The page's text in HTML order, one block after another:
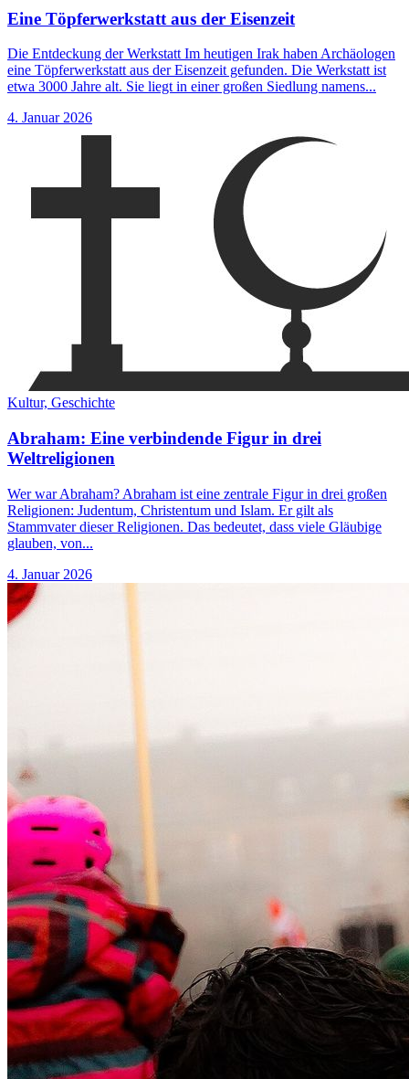
Eine Töpferwerkstatt aus der Eisenzeit
Die Entdeckung der Werkstatt Im heutigen Irak haben Archäologen
eine Töpferwerkstatt aus der Eisenzeit gefunden. Die Werkstatt ist
etwa 3000 Jahre alt. Sie liegt in einer großen Siedlung namens...
4. Januar 2026
Kultur, Geschichte
Abraham: Eine verbindende Figur in drei
Weltreligionen
Wer war Abraham? Abraham ist eine zentrale Figur in drei großen
Religionen: Judentum, Christentum und Islam. Er gilt als
Stammvater dieser Religionen. Das bedeutet, dass viele Gläubige
glauben, von...
4. Januar 2026